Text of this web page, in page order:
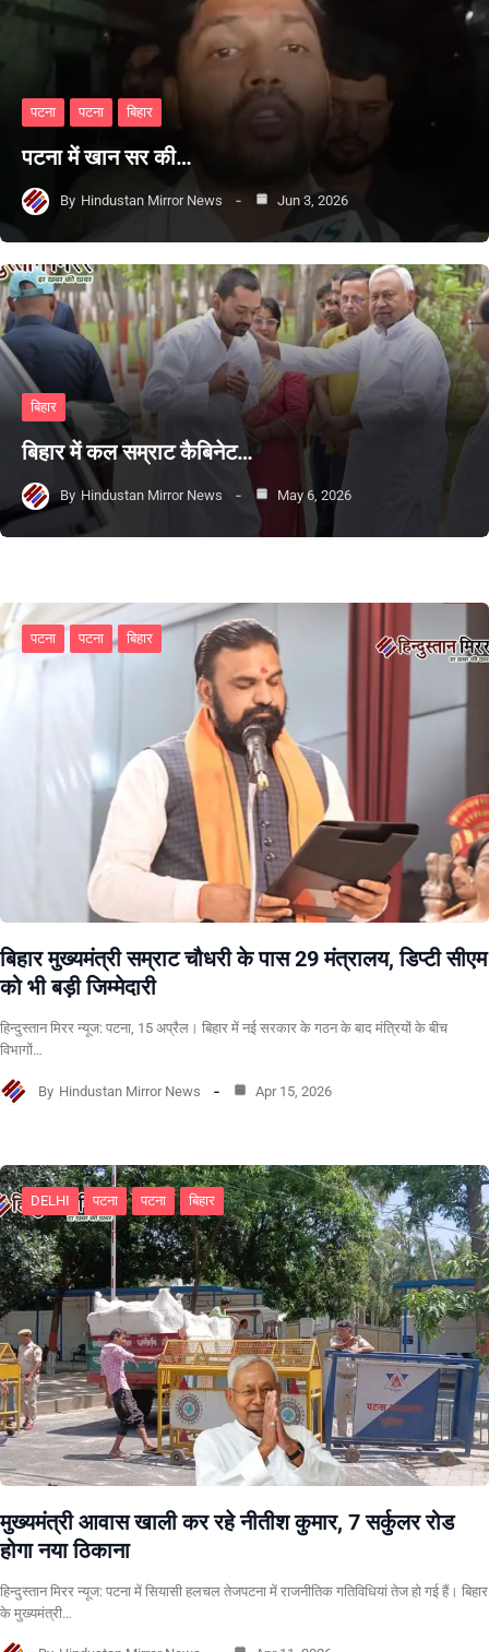
पटना पटना बिहार
पटना में खान सर की…
By Hindustan Mirror News Jun 3, 2026
बिहार
बिहार में कल सम्राट कैबिनेट…
By Hindustan Mirror News May 6, 2026
पटना पटना बिहार
बिहार मुख्यमंत्री सम्राट चौधरी के पास 29 मंत्रालय, डिप्टी सीएम
को भी बड़ी जिम्मेदारी
हिन्दुस्तान मिरर न्यूज: पटना, 15 अप्रैल। बिहार में नई सरकार के गठन के बाद मंत्रियों के बीच
विभागों…
By Hindustan Mirror News Apr 15, 2026
DELHI पटना पटना बिहार
मुख्यमंत्री आवास खाली कर रहे नीतीश कुमार, 7 सर्कुलर रोड
होगा नया ठिकाना
हिन्दुस्तान मिरर न्यूज: पटना में सियासी हलचल तेजपटना में राजनीतिक गतिविधियां तेज हो गई हैं। बिहार
के मुख्यमंत्री…